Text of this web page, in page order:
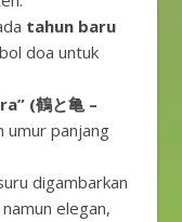
tahun baru
doa untuk
(鶴と亀 –
umur panjang
digambarkan
elegan,